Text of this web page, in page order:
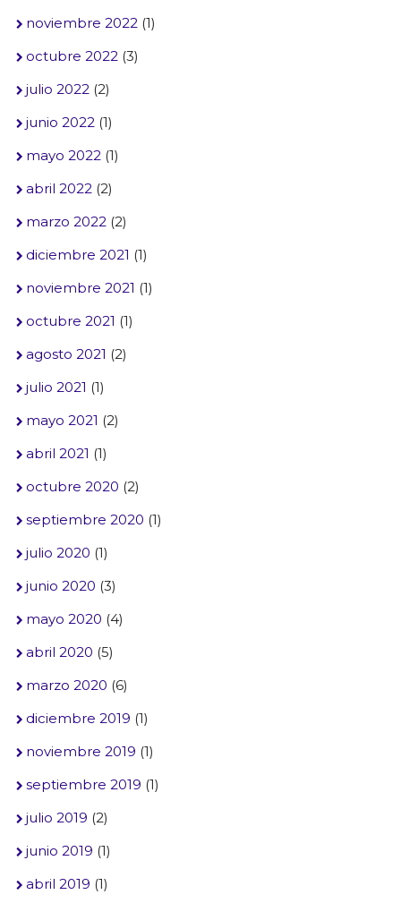
noviembre 2022(1)
octubre 2022(3)
julio 2022(2)
junio 2022(1)
mayo 2022(1)
abril 2022(2)
marzo 2022(2)
diciembre 2021 (1)
noviembre 2021 (1)
octubre 2021 (1)
agosto 2021 (2)
julio 2021 (1)
mayo 2021 (2)
abril 2021 (1)
octubre 2020 (2)
septiembre 2020 (1)
julio 2020 (1)
junio 2020 (3)
mayo 2020 (4)
abril 2020 (5)
marzo 2020 (6)
diciembre 2019 (1)
noviembre 2019 (1)
septiembre 2019 (1)
julio 2019 (2)
junio 2019 (1)
abril 2019 (1)